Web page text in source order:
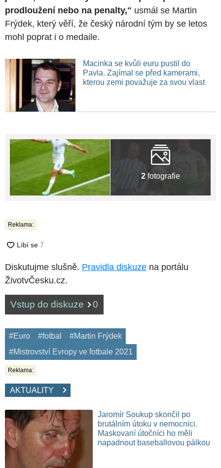
prodloužení nebo na penalty," usmál se Martin
Frýdek, který věří, že český národní tým by se letos
mohl poprat i o medaile.
Macinka se kvůli euru pustil do
Pavla. Zajímal se před kamerami,
kterou zemi považuje za svou vlast
2 fotografie
Reklama:
Diskutujme slušně. Pravidla diskuze na portálu
ŽivotvČesku.cz.
Vstup do diskuze 0
#Euro #fotbal
#Martin Frýdek
#Mistrovství Evropy ve fotbale 2021
Reklama:
AKTUALITY
Jaromír Soukup skončil po
brutálním útoku v nemocnici.
Maskovaní útočníci ho měli
napadnout baseballovou pálkou